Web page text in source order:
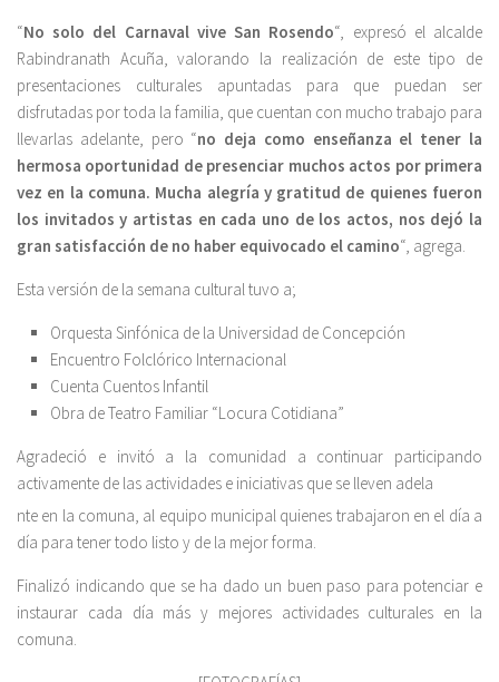
“No solo del Carnaval vive San Rosendo“, expresó el alcalde
Rabindranath Acuña, valorando la realización de este tipo de
presentaciones culturales apuntadas para que puedan ser
disfrutadas por toda la familia, que cuentan con mucho trabajo para
llevarlas adelante, pero “no deja como enseñanza el tener la
hermosa oportunidad de presenciar muchos actos por primera
vez en la comuna. Mucha alegría y gratitud de quienes fueron
los invitados y artistas en cada uno de los actos, nos dejó la
gran satisfacción de no haber equivocado el camino“, agrega.
Esta versión de la semana cultural tuvo a;
Orquesta Sinfónica de la Universidad de Concepción
Encuentro Folclórico Internacional
Cuenta Cuentos Infantil
Obra de Teatro Familiar “Locura Cotidiana”
Agradeció e invitó a la comunidad a continuar participando
activamente de las actividades e iniciativas que se lleven adela
nte en la comuna, al equipo municipal quienes trabajaron en el día a
día para tener todo listo y de la mejor forma.
Finalizó indicando que se ha dado un buen paso para potenciar e
instaurar cada día más y mejores actividades culturales en la
comuna.